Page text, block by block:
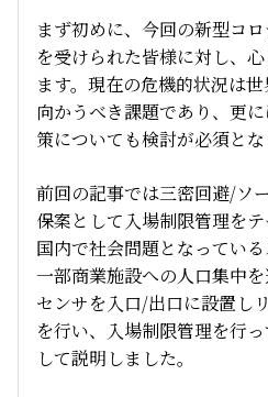
まず初めに、今回の新型コ
を受けられた皆様に対し、
ます。現在の危機的状況は
向かうべき課題であり、更
策についても検討が必須とな
前回の記事では三密回避/ソ
保案として入場制限管理を
国内で社会問題となってい
一部商業施設への人口集中
センサを入口/出口に設置し
を行い、入場制限管理を行
して説明しました。